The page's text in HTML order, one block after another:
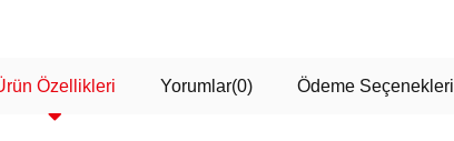
Özellikleri Yorumlar(0) Ödeme Seçenekleri